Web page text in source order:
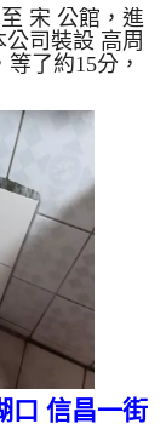
宋 公館，進
司裝設 高周
了約15分，
一洗水管就流
查，兩個多小
是自來水，
洗出來的水就
上會結成黑色
些洗出綠色的
銅綠，如是藍
口 信昌一街